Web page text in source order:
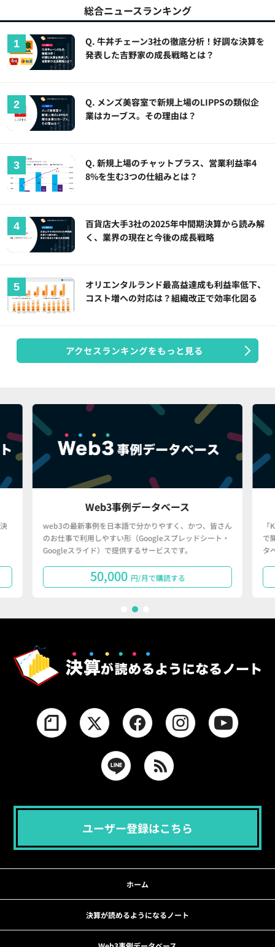
総合ニュースランキング
Q. 牛丼チェーン3社の徹底分析！好調な決算を
発表した吉野家の成長戦略とは？
Q. メンズ美容室で新規上場のLIPPSの類似企
業はカーブス。その理由は？
Q. 新規上場のチャットプラス、営業利益率4
8%を生む3つの仕組みとは？
百貨店大手3社の2025年中間期決算から読み解
く、業界の現在と今後の成長戦略
オリエンタルランド最高益達成も利益率低下、
コスト増への対応は？組織改正で効率化図る
アクセスランキングをもっと見る
Web3事例データベース
web3の最新事例を日本語で分かりやすく、かつ、皆さん
のお仕事で利用しやすい形（Googleスプレッドシート・
Googleスライド）で提供するサービスです。
50,000 円/月で購読する
で
タ
ユーザー登録はこちら
ホーム
決算が読めるようになるノート